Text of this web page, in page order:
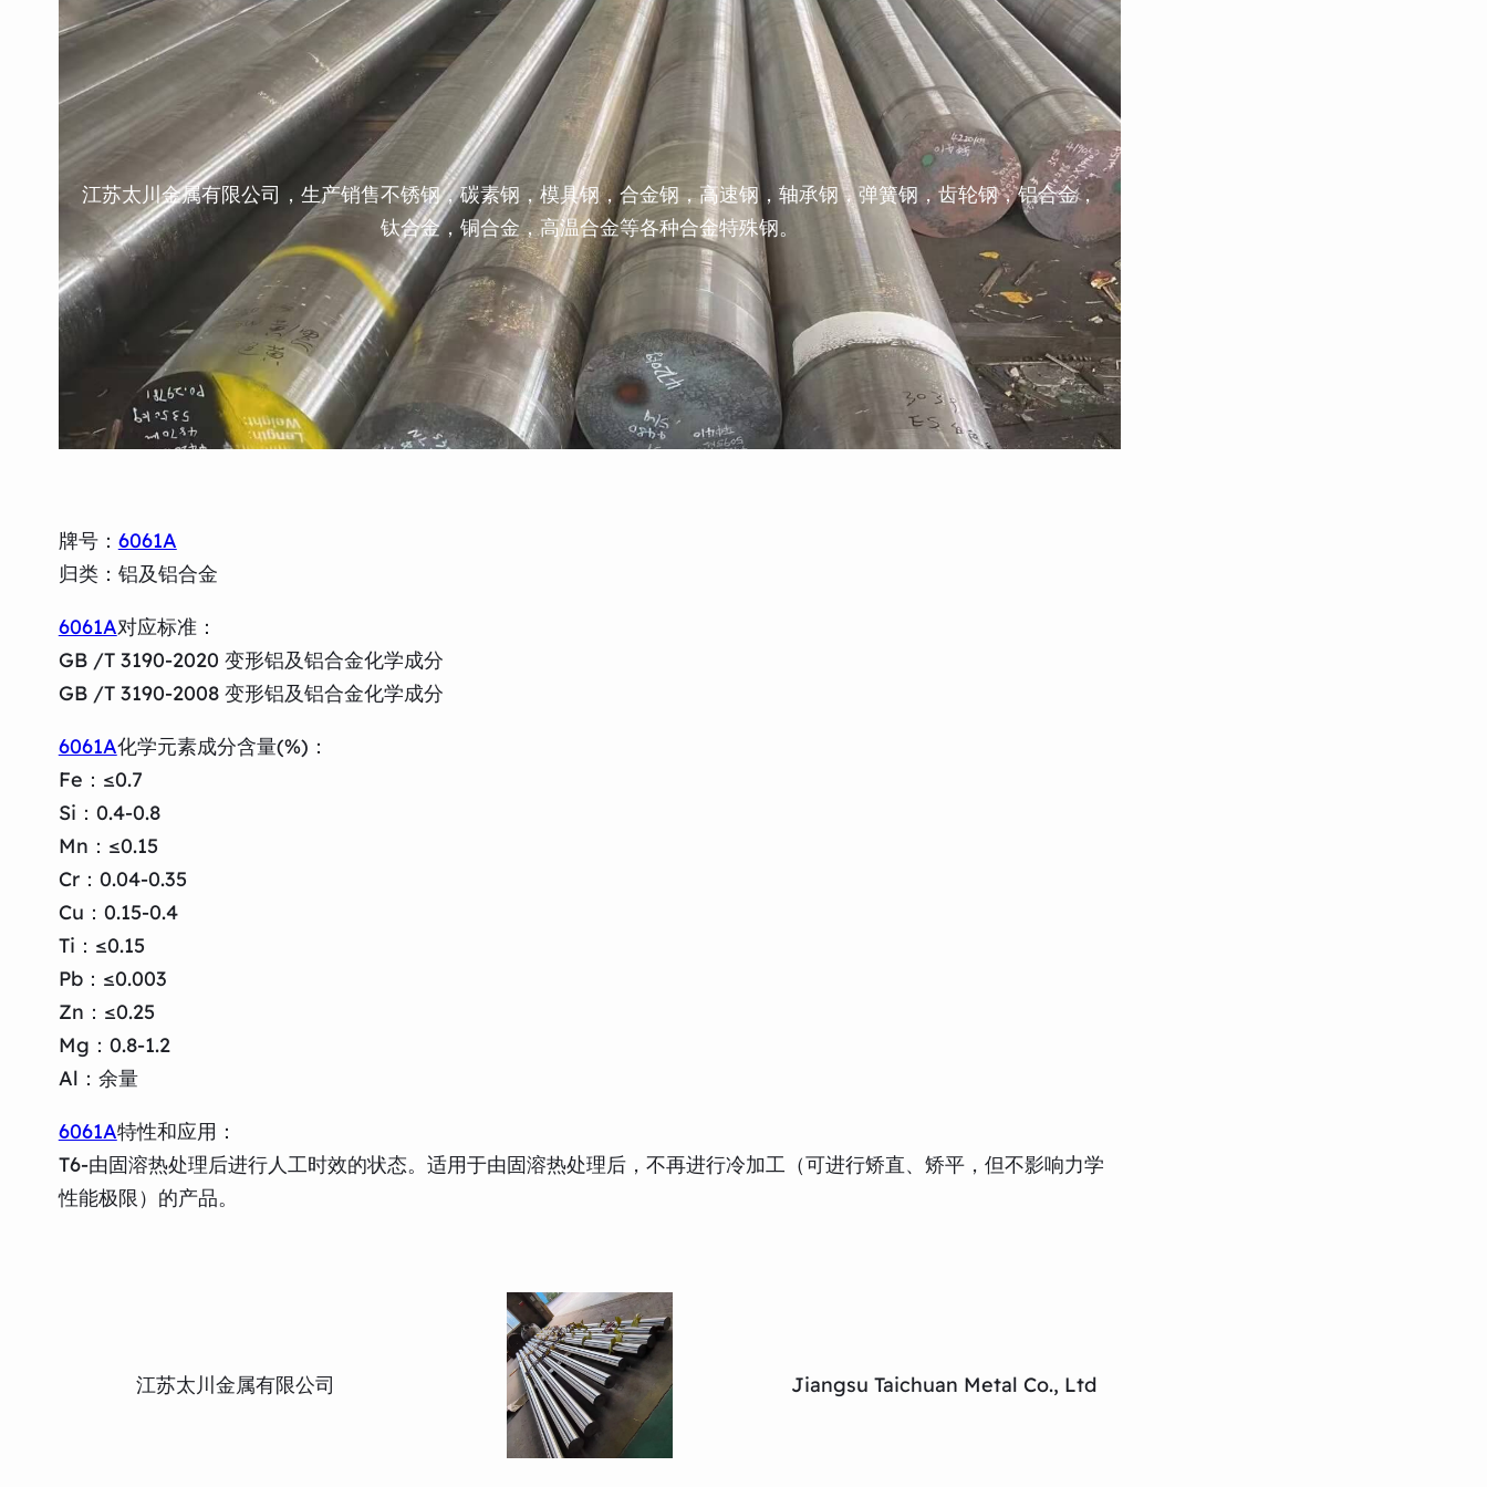
江苏太川金属有限公司，生产销售不锈钢，碳素钢，模具钢，合金钢，高速钢，轴承钢，弹簧钢，齿轮钢，铝合金，
钛合金，铜合金，高温合金等各种合金特殊钢。
牌号： 6061A
归类：铝及铝合金
6061A对应标准：
GB /T 3190-2020 变形铝及铝合金化学成分
GB /T 3190-2008 变形铝及铝合金化学成分
6061A化学元素成分含量(%)：
Fe：≤0.7
Si：0.4-0.8
Mn：≤0.15
Cr：0.04-0.35
Cu：0.15-0.4
Ti：≤0.15
Pb：≤0.003
Zn：≤0.25
Mg：0.8-1.2
Al：余量
6061A特性和应用：
T6-由固溶热处理后进行人工时效的状态。适用于由固溶热处理后，不再进行冷加工（可进行矫直、矫平，但不影响力学
性能极限）的产品。
江苏太川金属有限公司 Jiangsu Taichuan Metal Co., Ltd